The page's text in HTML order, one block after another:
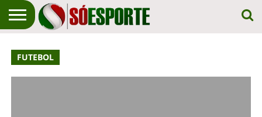
ESPORTIVA
EM
PRIMEIRO
O SÓ
ESPORTE
NOTÍCIAS
APOSTAS
FUTEBOL